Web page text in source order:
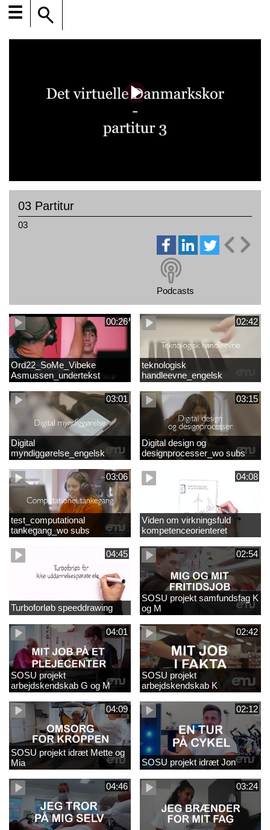
☰
03 Partitur
03
Podcasts
00:26
Ord22_SoMe_Vibeke
Asmussen_undertekst
02:42
teknologisk
handleevne_engelsk
03:01
Digital
myndiggørelse_engelsk
03:15
Digital design og
designprocesser_wo subs
03:06
test_computational
tankegang_wo subs
04:08
Viden om virkningsfuld
kompetenceorienteret
naturfagsundervisning
04:45
Turboforløb speeddrawing
02:54
SOSU projekt samfundsfag K
og M
04:01
SOSU projekt
arbejdskendskab G og M
02:42
SOSU projekt
arbejdskendskab K
04:09
SOSU projekt idræt Mette og
Mia
02:12
SOSU projekt idræt Jon
04:46 03:24